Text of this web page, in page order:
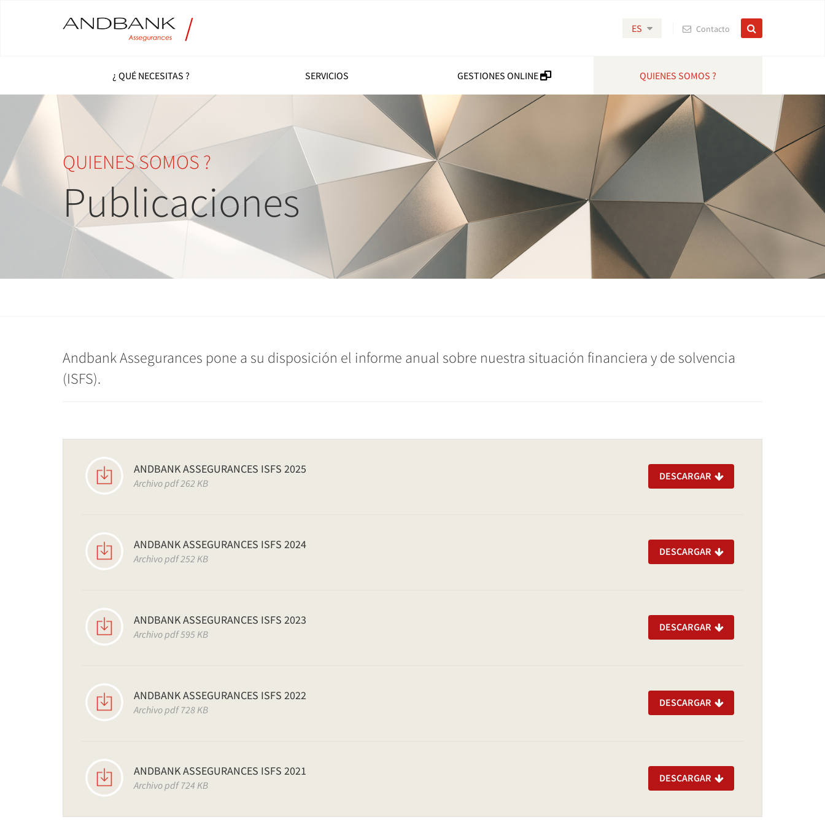
ES Contacto
¿ QUÉ NECESITAS ? SERVICIOS GESTIONES ONLINE QUIENES SOMOS ?
QUIENES SOMOS ?
Publicaciones
Andbank Assegurances pone a su disposición el informe anual sobre nuestra situación financiera y de solvencia
(ISFS).
ANDBANK ASSEGURANCES ISFS 2025
Archivo pdf 262 KB
DESCARGAR
ANDBANK ASSEGURANCES ISFS 2024
Archivo pdf 252 KB
DESCARGAR
ANDBANK ASSEGURANCES ISFS 2023
Archivo pdf 595 KB
DESCARGAR
ANDBANK ASSEGURANCES ISFS 2022
Archivo pdf 728 KB
DESCARGAR
ANDBANK ASSEGURANCES ISFS 2021
Archivo pdf 724 KB
DESCARGAR